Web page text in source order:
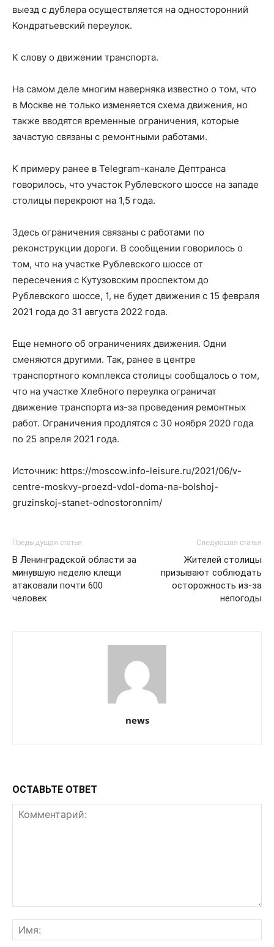
выезд с дублера осуществляется на односторонний
Кондратьевский переулок.
К слову о движении транспорта.
На самом деле многим наверняка известно о том, что
в Москве не только изменяется схема движения, но
также вводятся временные ограничения, которые
зачастую связаны с ремонтными работами.
К примеру ранее в Telegram-канале Дептранса
говорилось, что участок Рублевского шоссе на западе
столицы перекроют на 1,5 года.
Здесь ограничения связаны с работами по
реконструкции дороги. В сообщении говорилось о
том, что на участке Рублевского шоссе от
пересечения с Кутузовским проспектом до
Рублевского шоссе, 1, не будет движения с 15 февраля
2021 года до 31 августа 2022 года.
Еще немного об ограничениях движения. Одни
сменяются другими. Так, ранее в центре
транспортного комплекса столицы сообщалось о том,
что на участке Хлебного переулка ограничат
движение транспорта из-за проведения ремонтных
работ. Ограничения продлятся с 30 ноября 2020 года
по 25 апреля 2021 года.
Источник: https://moscow.info-leisure.ru/2021/06/v-
centre-moskvy-proezd-vdol-doma-na-bolshoj-
gruzinskoj-stanet-odnostoronnim/
Предыдущая статья
В Ленинградской области за
минувшую неделю клещи
атаковали почти 600
человек
Следующая статья
Жителей столицы
призывают соблюдать
осторожность из-за
непогоды
news
ОСТАВЬТЕ ОТВЕТ